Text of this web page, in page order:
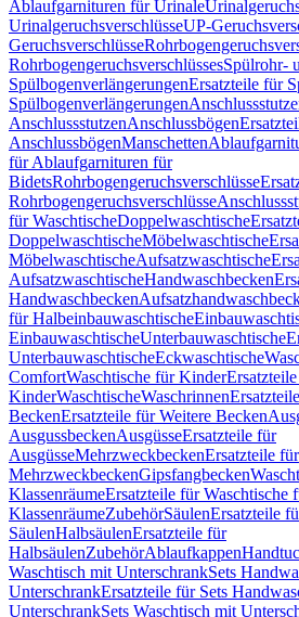
Ablaufgarnituren für Urinale
UrinalgeruchsverschlüsseUP-
Geruchsverschlüsse
RohrbogengeruchsverschlüssesSpülrohr-
SpülbogenverlängerungenErsatzteile für
Spülbogenverlängerungen
AnschlussstutzenAnschlussbögen
AnschlussbögenManschetten
für Ablaufgarnituren für
BidetsRohrbogengeruchsverschlüsse
Rohrbogengeruchsverschlüsse
für WaschtischeDoppelwaschtische
DoppelwaschtischeMöbelwaschtische
MöbelwaschtischeAufsatzwaschtische
AufsatzwaschtischeHandwaschbecken
Handwaschbecken
für Halbeinbauwaschtische
EinbauwaschtischeUnterbauwaschtische
UnterbauwaschtischeEckwaschtische
ComfortWaschtische für Kinder
KinderWaschtischeWaschrinnen
BeckenErsatzteile für Weitere Becken
AusgussbeckenAusgüsseErsatzteile für
AusgüsseMehrzweckbeckenErsatzteile für
MehrzweckbeckenGipsfangbecken
KlassenräumeErsatzteile für Waschtische
KlassenräumeZubehörSäulenErsatzteile
SäulenHalbsäulenErsatzteile für
HalbsäulenZubehörAblaufkappen
Waschtisch mit UnterschrankSets
UnterschrankErsatzteile für Sets
UnterschrankSets Waschtisch mit